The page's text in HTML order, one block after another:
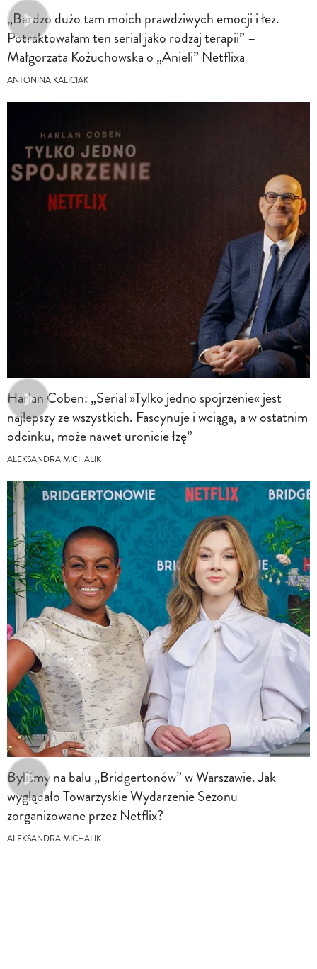
„Bardzo dużo tam moich prawdziwych emocji i łez.
Potraktowałam ten serial jako rodzaj terapii” –
Małgorzata Kożuchowska o „Anieli” Netflixa
ANTONINA KALICIAK
Harlan Coben: „Serial »Tylko jedno spojrzenie« jest
najlepszy ze wszystkich. Fascynuje i wciąga, a w ostatnim
odcinku, może nawet uronicie łzę”
ALEKSANDRA MICHALIK
Byliśmy na balu „Bridgertonów” w Warszawie. Jak
wyglądało Towarzyskie Wydarzenie Sezonu
zorganizowane przez Netflix?
ALEKSANDRA MICHALIK